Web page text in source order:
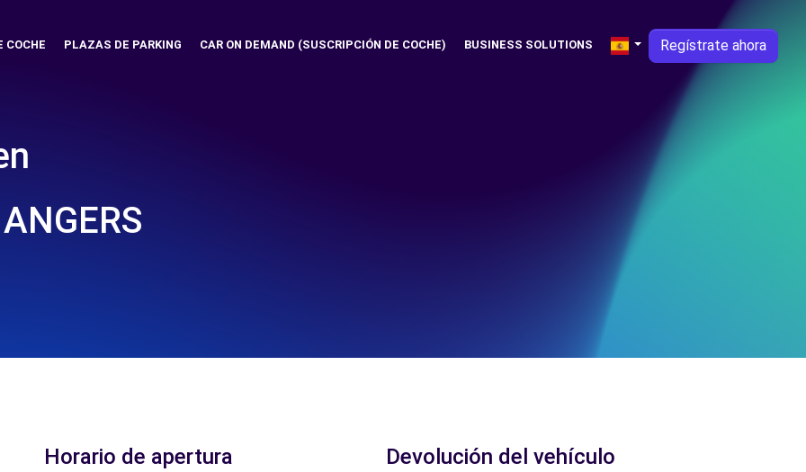
COCHE PLAZAS DE PARKING CAR ON DEMAND (SUSCRIPCIÓN DE COCHE) BUSINESS SOLUTIONS Regístrate ahora
Horario de apertura Devolución del vehículo